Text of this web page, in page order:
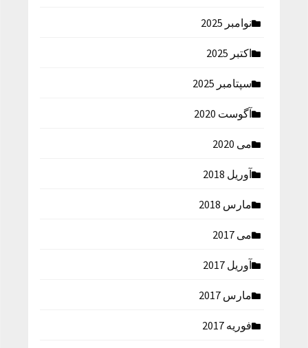
نوامبر 2025
اکتبر 2025
سپتامبر 2025
آگوست 2020
می 2020
آوریل 2018
مارس 2018
می 2017
آوریل 2017
مارس 2017
فوریه 2017